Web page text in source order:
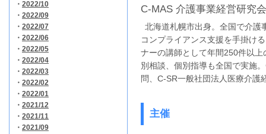
・ 2022/10
・ 2022/09
・ 2022/07
・ 2022/06
・ 2022/05
・ 2022/04
・ 2022/03
・ 2022/02
・ 2022/01
・ 2021/12
・ 2021/11
・ 2021/09
C-MAS 介護事業経営研究
北海道札幌市出身。全国で介護
コンプライアンス支援を手掛け
ナーの講師として年間250件以
別相談、個別指導も全国で実施
問、C-SR一般社団法人医療介護
主催